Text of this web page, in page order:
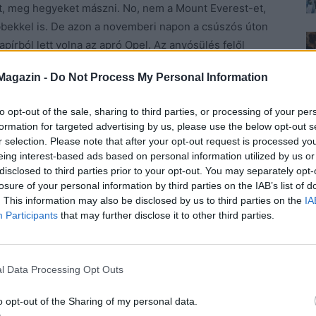
- Do Not Process My Personal Information
opt-out of the sale, sharing to third parties, or processing of your
for targeted advertising by us, please use the below opt-out
selection. Please note that after your opt-out request is processed
interest-based ads based on personal information utilized by us
to third parties prior to your opt-out. You may separately
of your personal information by third parties on the IAB’s list of
This information may also be disclosed by us to third parties on the
Participants that may further disclose it to other third parties.
Data Processing Opt Outs
opt-out of the Sharing of my personal data.
hegyeket mászni. No, nem a Mount Everest-et,
is. De azon a novemberi napon a csúszós úton
lett volna az apró Opel. Az anyósülés felől
másra, mint egy villanásra és valami szörnyű
úgy szorult be, hogy alig tudták kiszabadítani a
tért magához, amikorra túl volt a műtéten.A fiú ott
amikor a lány magához tért. És nem tudta, nem
Megfogta a kezét és sírt.
Az életben először.
a Hachikón, de azt letagadta.
baj.Anyja is zokogott, amikor megmondta neki.
volt. Soha többé nem táncolhatott, soha többé